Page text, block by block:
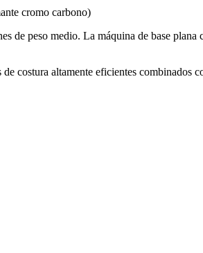
cromo carbono)
de peso medio. La máquina de base plana
costura altamente eficientes combinados